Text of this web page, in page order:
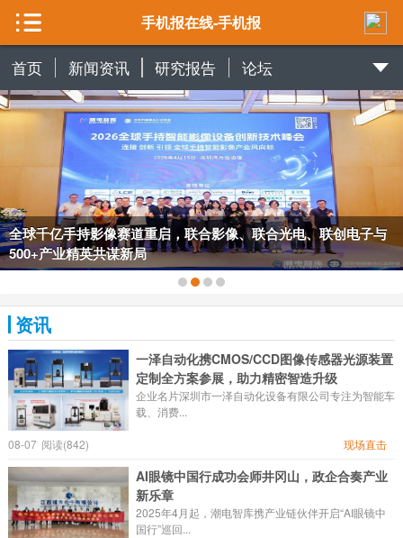
手机报在线-手机报
首页 新闻资讯 研究报告 论坛
全球千亿手持影像赛道重启，联合影像、联合光电、联创电子与
500+产业精英共谋新局
资讯
一泽自动化携CMOS/CCD图像传感器光源装置
定制全方案参展，助力精密智造升级
企业名片深圳市一泽自动化设备有限公司专注为智能车
载、消费...
08-07 阅读(842) 现场直击
AI眼镜中国行成功会师井冈山，政企合奏产业
新乐章
2025年4月起，潮电智库携产业链伙伴开启“AI眼镜中
国行”巡回...